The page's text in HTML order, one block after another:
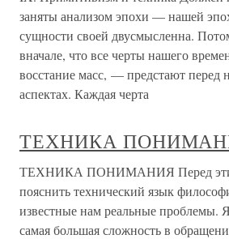
заняты анализом эпохи — нашей
сущности своей двусмысленна.
вначале, что все черты нашего
восстание масс, — предстают перед
аспектах. Каждая черта
ТЕХНИКА
ТЕХНИКА ПОНИМАНИЯ Перед
пояснить технический язык
известные нам реальные проблемы.
самая большая сложность в